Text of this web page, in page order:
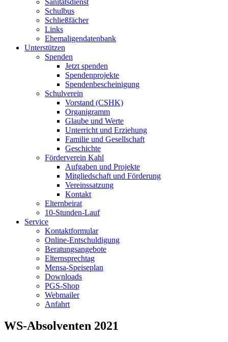
Sanitätsdienst
Schulbus
Schließfächer
Links
Ehemaligendatenbank
Unterstützen
Spenden
Jetzt spenden
Spendenprojekte
Spendenbescheinigung
Schulverein
Vorstand (CSHK)
Organigramm
Glaube und Werte
Unterricht und Erziehung
Familie und Gesellschaft
Geschichte
Förderverein Kahl
Aufgaben und Projekte
Mitgliedschaft und Förderung
Vereinssatzung
Kontakt
Elternbeirat
10-Stunden-Lauf
Service
Kontaktformular
Online-Entschuldigung
Beratungsangebote
Elternsprechtag
Mensa-Speiseplan
Downloads
PGS-Shop
Webmailer
Anfahrt
WS-Absolventen 2021